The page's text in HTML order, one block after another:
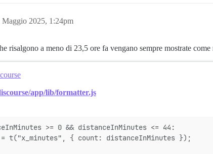
Maggio 2025, 1:24pm
risalgono a meno di 23,5 ore fa vengano sempre mostrate
app/lib/formatter.js
>= 0 && distanceInMinutes <= 44:
t("x_minutes", { count: distanceInMinutes });